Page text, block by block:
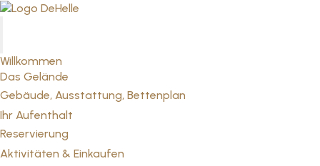
Willkommen
Das Gelände
Gebäude, Ausstattung, Bettenplan
Ihr Aufenthalt
Reservierung
Aktivitäten & Einkaufen